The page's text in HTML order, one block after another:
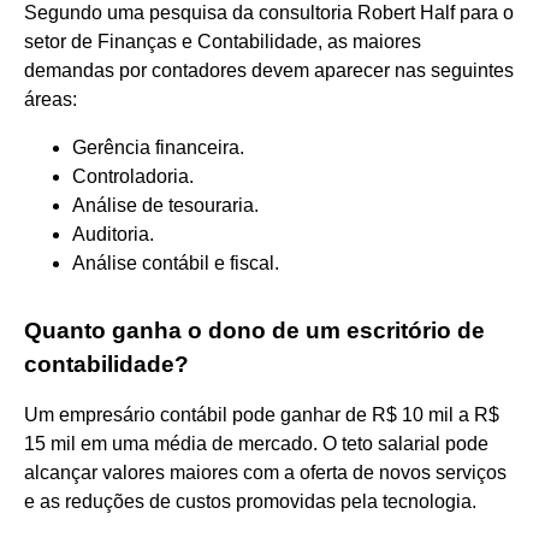
Segundo uma pesquisa da consultoria Robert Half para o
setor de Finanças e Contabilidade, as maiores
demandas por contadores devem aparecer nas seguintes
áreas:
Gerência financeira.
Controladoria.
Análise de tesouraria.
Auditoria.
Análise contábil e fiscal.
Quanto ganha o dono de um escritório de
contabilidade?
Um empresário contábil pode ganhar de R$ 10 mil a R$
15 mil em uma média de mercado. O teto salarial pode
alcançar valores maiores com a oferta de novos serviços
e as reduções de custos promovidas pela tecnologia.